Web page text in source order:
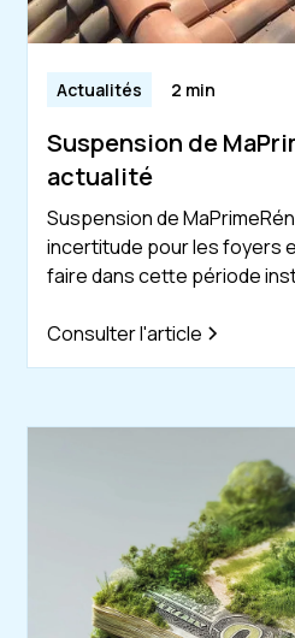
Actualités 2 min
Suspension de
actualité
Suspension de
incertitude pour les foyers
faire dans cette période
Consulter l'article